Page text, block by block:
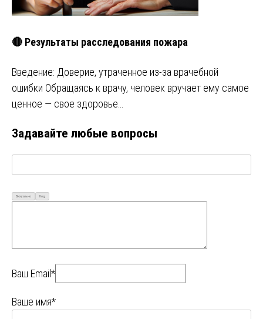
🔴 Результаты расследования пожара
Введение: Доверие, утраченное из-за врачебной
ошибки Обращаясь к врачу, человек вручает ему самое
ценное — свое здоровье…
Задавайте любые вопросы
Визуально Код
Ваш Email*
Ваше имя*